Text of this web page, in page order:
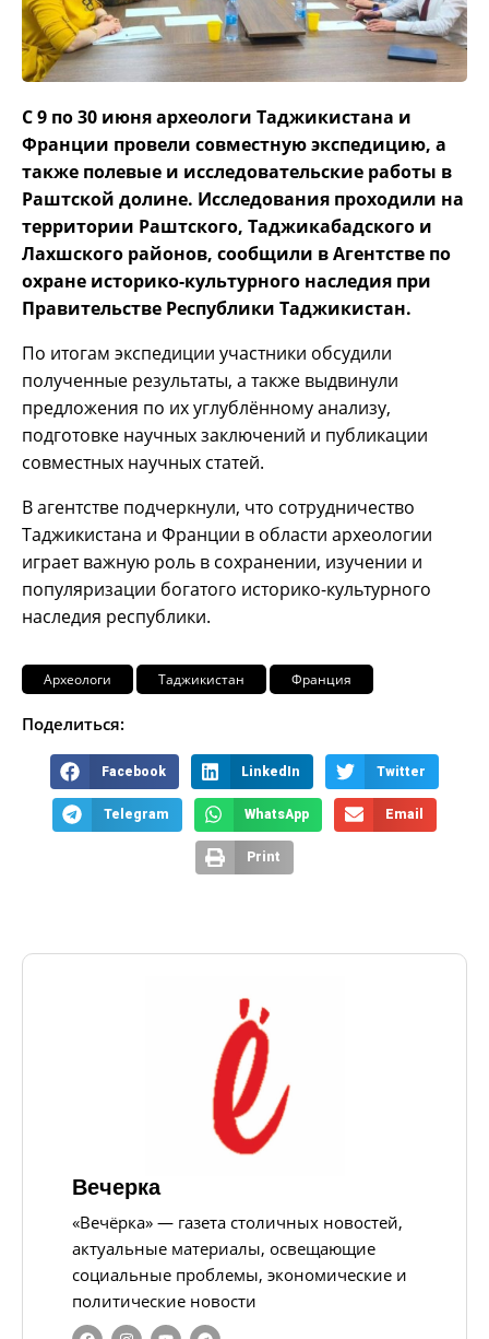
С 9 по 30 июня археологи Таджикистана и
Франции провели совместную экспедицию, а
также полевые и исследовательские работы в
Раштской долине. Исследования проходили на
территории Раштского, Таджикабадского и
Лахшского районов, сообщили в Агентстве по
охране историко-культурного наследия при
Правительстве Республики Таджикистан.
По итогам экспедиции участники обсудили
полученные результаты, а также выдвинули
предложения по их углублённому анализу,
подготовке научных заключений и публикации
совместных научных статей.
В агентстве подчеркнули, что сотрудничество
Таджикистана и Франции в области археологии
играет важную роль в сохранении, изучении и
популяризации богатого историко-культурного
наследия республики.
Археологи Таджикистан Франция
Поделиться:
Facebook LinkedIn Twitter
Telegram WhatsApp Email
Print
Вечерка
«Вечёрка» — газета столичных новостей,
актуальные материалы, освещающие
социальные проблемы, экономические и
политические новости